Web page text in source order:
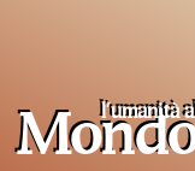
l'umanità